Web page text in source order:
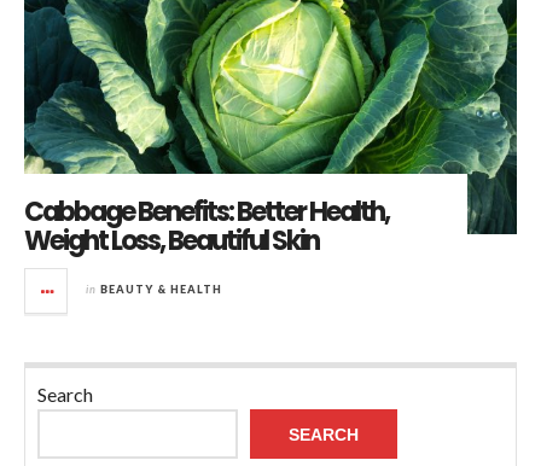
Cabbage Benefits: Better Health,
Weight Loss, Beautiful Skin
in BEAUTY & HEALTH
Search
SEARCH